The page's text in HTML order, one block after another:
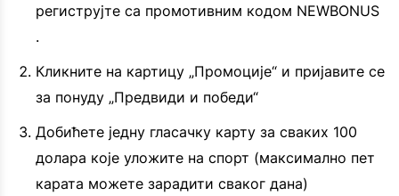
региструјте са промотивним кодом NEWBONUS
.
Кликните на картицу „Промоције“ и пријавите се
за понуду „Предвиди и победи“
Добићете једну гласачку карту за сваких 100
долара које уложите на спорт (максимално пет
карата можете зарадити сваког дана)